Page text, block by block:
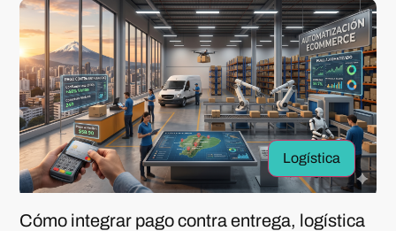
Logística
Cómo integrar pago contra entrega, logística